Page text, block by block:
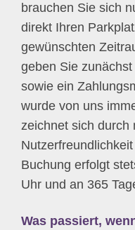
brauchen Sie sich
direkt Ihren
gewünschten
geben Sie
sowie ein
wurde von uns
zeichnet sich durch
Buchung erfolgt
Uhr und an 365
Was passiert,